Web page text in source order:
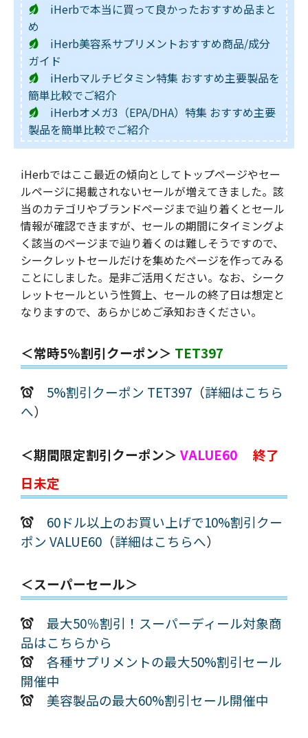
iHerbで本当に買って良かったおすすめ品まと
め
iHerb美容系サプリメントおすすめ商品/成分
ガイド
iHerbマルチビタミン特集 おすすめ主要製品を
簡単比較でご紹介
iHerbオメガ3（EPA/DHA）特集 おすすめ主要
製品を簡単比較でご紹介
iHerbではここ最近の傾向としてトップページやセー
ルページに掲載されないセールが増えてきました。該
当のカテゴリやブランドページまで辿り着くとセール
情報が確認できますが、セールの期間にタイミングよ
く該当のページまで辿り着くのは難しそうですので、
シークレットセールだけを集めたページを作ってみる
ことにしました。是非ご活用ください。なお、シーク
レットセールという性質上、セールの終了日は想定と
なりますので、あらかじめご承知おきください。
＜常時5%割引クーポン＞ TET397
5%割引クーポン TET397 （詳細はこちら
へ）
＜期間限定割引クーポン＞ VALUE60
終了
日未定
60ドル以上のお買い上げで10%割引クー
ポン VALUE60 （詳細はこちらへ）
＜スーパーセール＞
最大50％割引！スーパーディール対象商
品はこちらから
各種サプリメントの最大50%割引セール
開催中
美容製品の最大60%割引セール開催中